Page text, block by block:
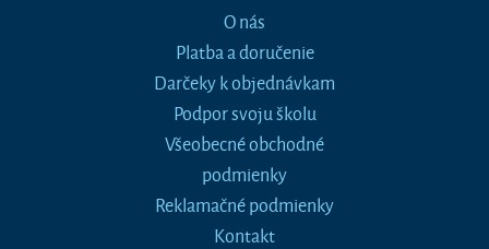
O nás
Platba a doručenie
Darčeky k objednávkam
Podpor svoju školu
Všeobecné obchodné
podmienky
Reklamačné podmienky
Kontakt